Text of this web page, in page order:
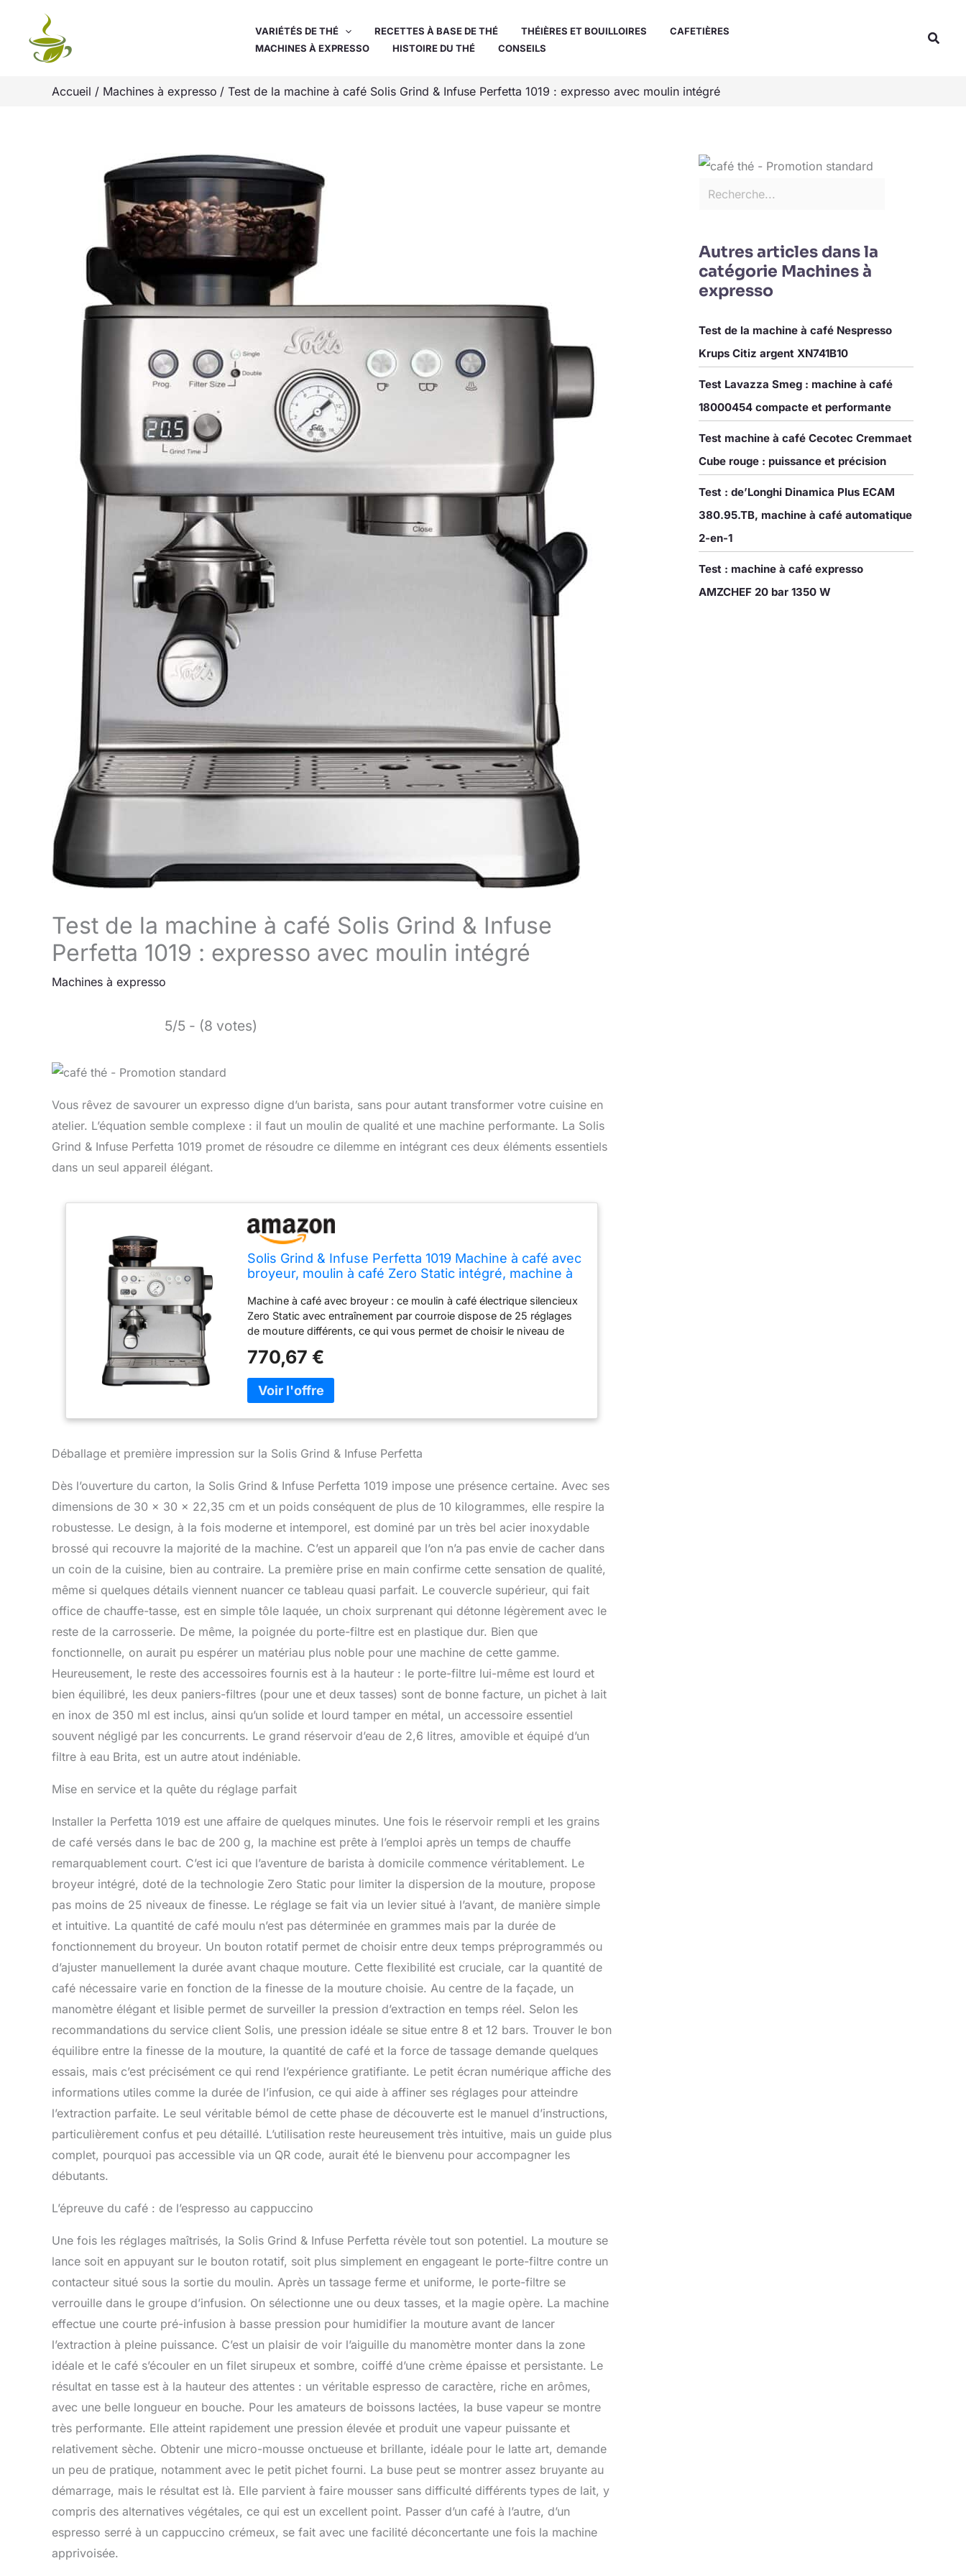
contenu
VARIÉTÉS DE THÉ RECETTES À BASE DE THÉ THÉIÈRES ET BOUILLOIRES
CAFETIÈRES
MACHINES À EXPRESSO
HISTOIRE DU THÉ CONSEILS
Accueil Machines à expresso Test de la machine à café Solis Grind & Infuse Perfetta 1019 : expresso avec moulin intégré
Test de la machine à café Solis Grind & Infuse
Perfetta 1019 : expresso avec moulin intégré
Machines à expresso
5/5 - (8 votes)
Vous rêvez de savourer un expresso digne d’un barista, sans pour autant transformer votre cuisine en
atelier. L’équation semble complexe : il faut un moulin de qualité et une machine performante. La Solis
Grind & Infuse Perfetta 1019 promet de résoudre ce dilemme en intégrant ces deux éléments essentiels
dans un seul appareil élégant.
Solis Grind & Infuse Perfetta 1019 Machine à café avec
broyeur, moulin à café Zero Static intégré, machine à
inoxydable
Machine à café avec broyeur : ce moulin à café électrique silencieux
Zero Static avec entraînement par courroie dispose de 25 réglages
de mouture différents, ce qui vous permet de choisir le niveau de
minuterie - Grâce à la micro minuterie numérique, vous avez le
contrôle total de votre café. L'écran multifonctionnel à 3 chiffres
affiche le temps de mouture et de préparation ainsi que les
messages d'assistance. Manomètre : le manomètre indique la
pression. La pression idéale pour un expresso est comprise entre 8
intégré permet une stabilisation précise de la température de l'eau,
de la livraison : machine à expresso Solis Grind & Infuse Perfetta
1019, porte-filtre, inserts pour 1 ou 2 tasses, tamper et pot à lait en
acier inoxydable (350 ml), insert en caoutchouc pour nettoyer la tête
d'infusion, filtre à eau Brita Intenza et bandelette de test d'eau
770,67 €
Déballage et première impression sur la Solis Grind & Infuse Perfetta
Dès l’ouverture du carton, la Solis Grind & Infuse Perfetta 1019 impose une présence certaine. Avec ses
dimensions de 30 x 30 x 22,35 cm et un poids conséquent de plus de 10 kilogrammes, elle respire la
robustesse. Le design, à la fois moderne et intemporel, est dominé par un très bel acier inoxydable
brossé qui recouvre la majorité de la machine. C’est un appareil que l’on n’a pas envie de cacher dans
un coin de la cuisine, bien au contraire. La première prise en main confirme cette sensation de qualité,
même si quelques détails viennent nuancer ce tableau quasi parfait. Le couvercle supérieur, qui fait
office de chauffe-tasse, est en simple tôle laquée, un choix surprenant qui détonne légèrement avec le
reste de la carrosserie. De même, la poignée du porte-filtre est en plastique dur. Bien que
fonctionnelle, on aurait pu espérer un matériau plus noble pour une machine de cette gamme.
Heureusement, le reste des accessoires fournis est à la hauteur : le porte-filtre lui-même est lourd et
bien équilibré, les deux paniers-filtres (pour une et deux tasses) sont de bonne facture, un pichet à lait
en inox de 350 ml est inclus, ainsi qu’un solide et lourd tamper en métal, un accessoire essentiel
souvent négligé par les concurrents. Le grand réservoir d’eau de 2,6 litres, amovible et équipé d’un
filtre à eau Brita, est un autre atout indéniable.
Mise en service et la quête du réglage parfait
Installer la Perfetta 1019 est une affaire de quelques minutes. Une fois le réservoir rempli et les grains
de café versés dans le bac de 200 g, la machine est prête à l’emploi après un temps de chauffe
remarquablement court. C’est ici que l’aventure de barista à domicile commence véritablement. Le
broyeur intégré, doté de la technologie Zero Static pour limiter la dispersion de la mouture, propose
pas moins de 25 niveaux de finesse. Le réglage se fait via un levier situé à l’avant, de manière simple
et intuitive. La quantité de café moulu n’est pas déterminée en grammes mais par la durée de
fonctionnement du broyeur. Un bouton rotatif permet de choisir entre deux temps préprogrammés ou
d’ajuster manuellement la durée avant chaque mouture. Cette flexibilité est cruciale, car la quantité de
café nécessaire varie en fonction de la finesse de la mouture choisie. Au centre de la façade, un
manomètre élégant et lisible permet de surveiller la pression d’extraction en temps réel. Selon les
recommandations du service client Solis, une pression idéale se situe entre 8 et 12 bars. Trouver le bon
équilibre entre la finesse de la mouture, la quantité de café et la force de tassage demande quelques
essais, mais c’est précisément ce qui rend l’expérience gratifiante. Le petit écran numérique affiche des
informations utiles comme la durée de l’infusion, ce qui aide à affiner ses réglages pour atteindre
l’extraction parfaite. Le seul véritable bémol de cette phase de découverte est le manuel d’instructions,
particulièrement confus et peu détaillé. L’utilisation reste heureusement très intuitive, mais un guide plus
complet, pourquoi pas accessible via un QR code, aurait été le bienvenu pour accompagner les
débutants.
L’épreuve du café : de l’espresso au cappuccino
Une fois les réglages maîtrisés, la Solis Grind & Infuse Perfetta révèle tout son potentiel. La mouture se
lance soit en appuyant sur le bouton rotatif, soit plus simplement en engageant le porte-filtre contre un
contacteur situé sous la sortie du moulin. Après un tassage ferme et uniforme, le porte-filtre se
verrouille dans le groupe d’infusion. On sélectionne une ou deux tasses, et la magie opère. La machine
effectue une courte pré-infusion à basse pression pour humidifier la mouture avant de lancer
l’extraction à pleine puissance. C’est un plaisir de voir l’aiguille du manomètre monter dans la zone
idéale et le café s’écouler en un filet sirupeux et sombre, coiffé d’une crème épaisse et persistante. Le
résultat en tasse est à la hauteur des attentes : un véritable espresso de caractère, riche en arômes,
avec une belle longueur en bouche. Pour les amateurs de boissons lactées, la buse vapeur se montre
très performante. Elle atteint rapidement une pression élevée et produit une vapeur puissante et
relativement sèche. Obtenir une micro-mousse onctueuse et brillante, idéale pour le latte art, demande
un peu de pratique, notamment avec le petit pichet fourni. La buse peut se montrer assez bruyante au
démarrage, mais le résultat est là. Elle parvient à faire mousser sans difficulté différents types de lait, y
compris des alternatives végétales, ce qui est un excellent point. Passer d’un café à l’autre, d’un
espresso serré à un cappuccino crémeux, se fait avec une facilité déconcertante une fois la machine
apprivoisée.
Autres articles dans la
catégorie Machines à
expresso
Test de la machine à café Nespresso
Krups Citiz argent XN741B10
Test Lavazza Smeg : machine à café
18000454 compacte et performante
Test machine à café Cecotec Cremmaet
Cube rouge : puissance et précision
Test : de’Longhi Dinamica Plus ECAM
380.95.TB, machine à café automatique
2-en-1
Test : machine à café expresso
AMZCHEF 20 bar 1350 W